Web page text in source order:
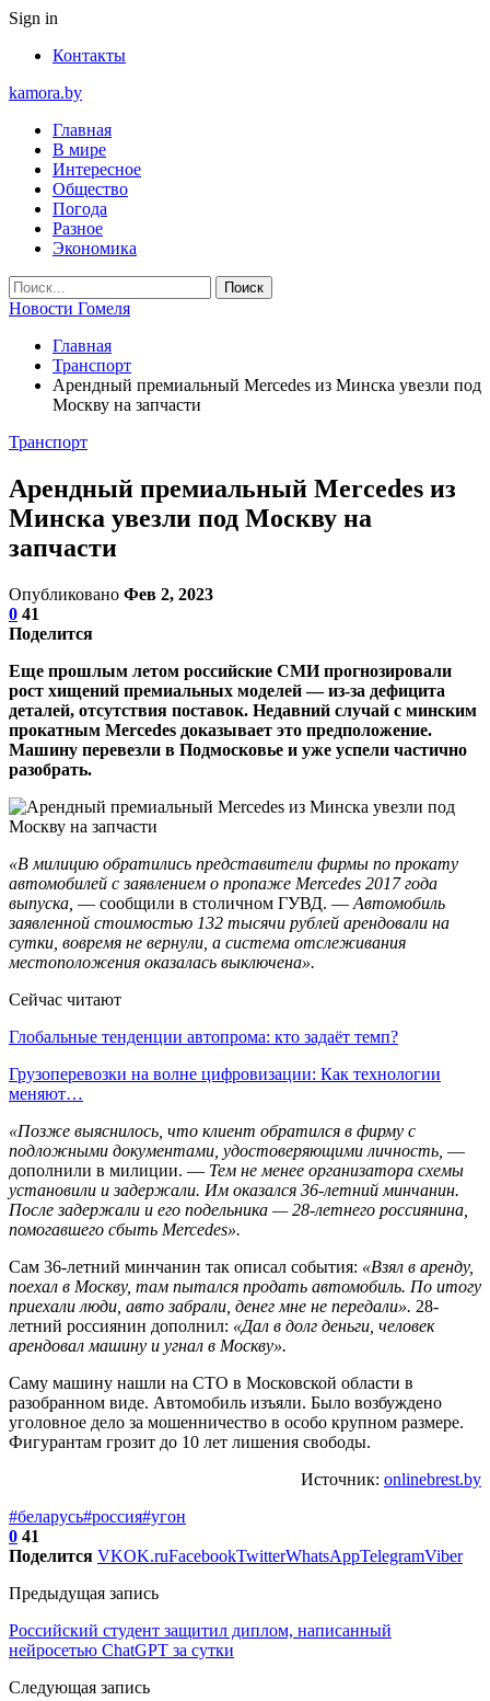
Sign in
Контакты
kamora.by
Главная
В мире
Интересное
Общество
Погода
Разное
Экономика
Новости Гомеля
Главная
Транспорт
Арендный премиальный Mercedes из Минска увезли под
Москву на запчасти
Транспорт
Арендный премиальный Mercedes из
Минска увезли под Москву на
запчасти
Опубликовано Фев 2, 2023
0 41
Поделится
Еще прошлым летом российские СМИ прогнозировали
рост хищений премиальных моделей — из-за дефицита
деталей, отсутствия поставок. Недавний случай с минским
прокатным Mercedes доказывает это предположение.
Машину перевезли в Подмосковье и уже успели частично
разобрать.
«В милицию обратились представители фирмы по прокату
автомобилей с заявлением о пропаже Mercedes 2017 года
выпуска, — сообщили в столичном ГУВД. — Автомобиль
заявленной стоимостью 132 тысячи рублей арендовали на
сутки, вовремя не вернули, а система отслеживания
местоположения оказалась выключена».
Сейчас читают
Глобальные тенденции автопрома: кто задаёт темп?
Грузоперевозки на волне цифровизации: Как технологии
меняют…
«Позже выяснилось, что клиент обратился в фирму с
подложными документами, удостоверяющими личность, —
дополнили в милиции. — Тем не менее организатора схемы
установили и задержали. Им оказался 36-летний минчанин.
После задержали и его подельника — 28-летнего россиянина,
помогавшего сбыть Mercedes».
Сам 36-летний минчанин так описал события: «Взял в аренду,
поехал в Москву, там пытался продать автомобиль. По итогу
приехали люди, авто забрали, денег мне не передали». 28-
летний россиянин дополнил: «Дал в долг деньги, человек
арендовал машину и угнал в Москву».
Саму машину нашли на СТО в Московской области в
разобранном виде. Автомобиль изъяли. Было возбуждено
уголовное дело за мошенничество в особо крупном размере.
Фигурантам грозит до 10 лет лишения свободы.
Источник: onlinebrest.by
#беларусь#россия#угон
0 41
Поделится VKOK.ruFacebookTwitterWhatsAppTelegramViber
Предыдущая запись
Российский студент защитил диплом, написанный
нейросетью ChatGPT за сутки
Следующая запись